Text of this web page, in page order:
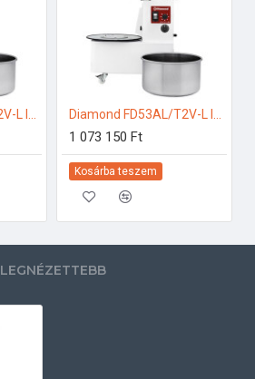
1 073 150 Ft
Kosárba teszem
LEGNÉZETTEBB